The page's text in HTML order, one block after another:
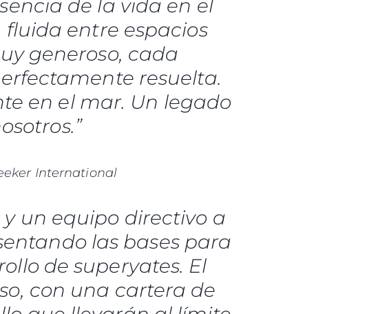
de la vida en el
entre espacios
generoso, cada
resuelta.
en el mar. Un legado
International
un equipo directivo a
las bases para
de superyates. El
con una cartera de